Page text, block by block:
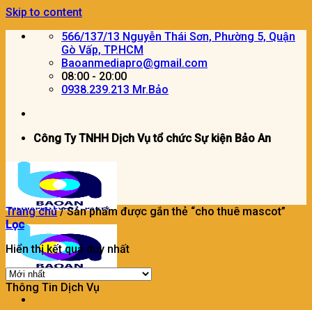
Skip to content
566/137/13 Nguyễn Thái Sơn, Phường 5, Quận
Gò Vấp, TP.HCM
Baoanmediapro@gmail.com
08:00 - 20:00
0938.239.213 Mr.Bảo
Công Ty TNHH Dịch Vụ tổ chức Sự kiện Bảo An
Trang chủ /Sản phẩm được gắn thẻ “cho thuê mascot”
Lọc
Hiển thị kết quả duy nhất
Thông Tin Dịch Vụ